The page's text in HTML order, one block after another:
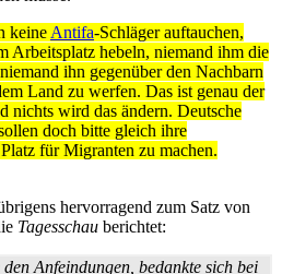
keine Antifa-Schläger auftauchen,
Arbeitsplatz hebeln, niemand ihm die
ihn gegenüber den Nachbarn
Land zu werfen. Das ist genau der
nichts wird das ändern. Deutsche
doch bitte gleich ihre
für Migranten zu machen.
hervorragend zum Satz von
Tagesschau berichtet:
den Anfeindungen, bedankte sich bei